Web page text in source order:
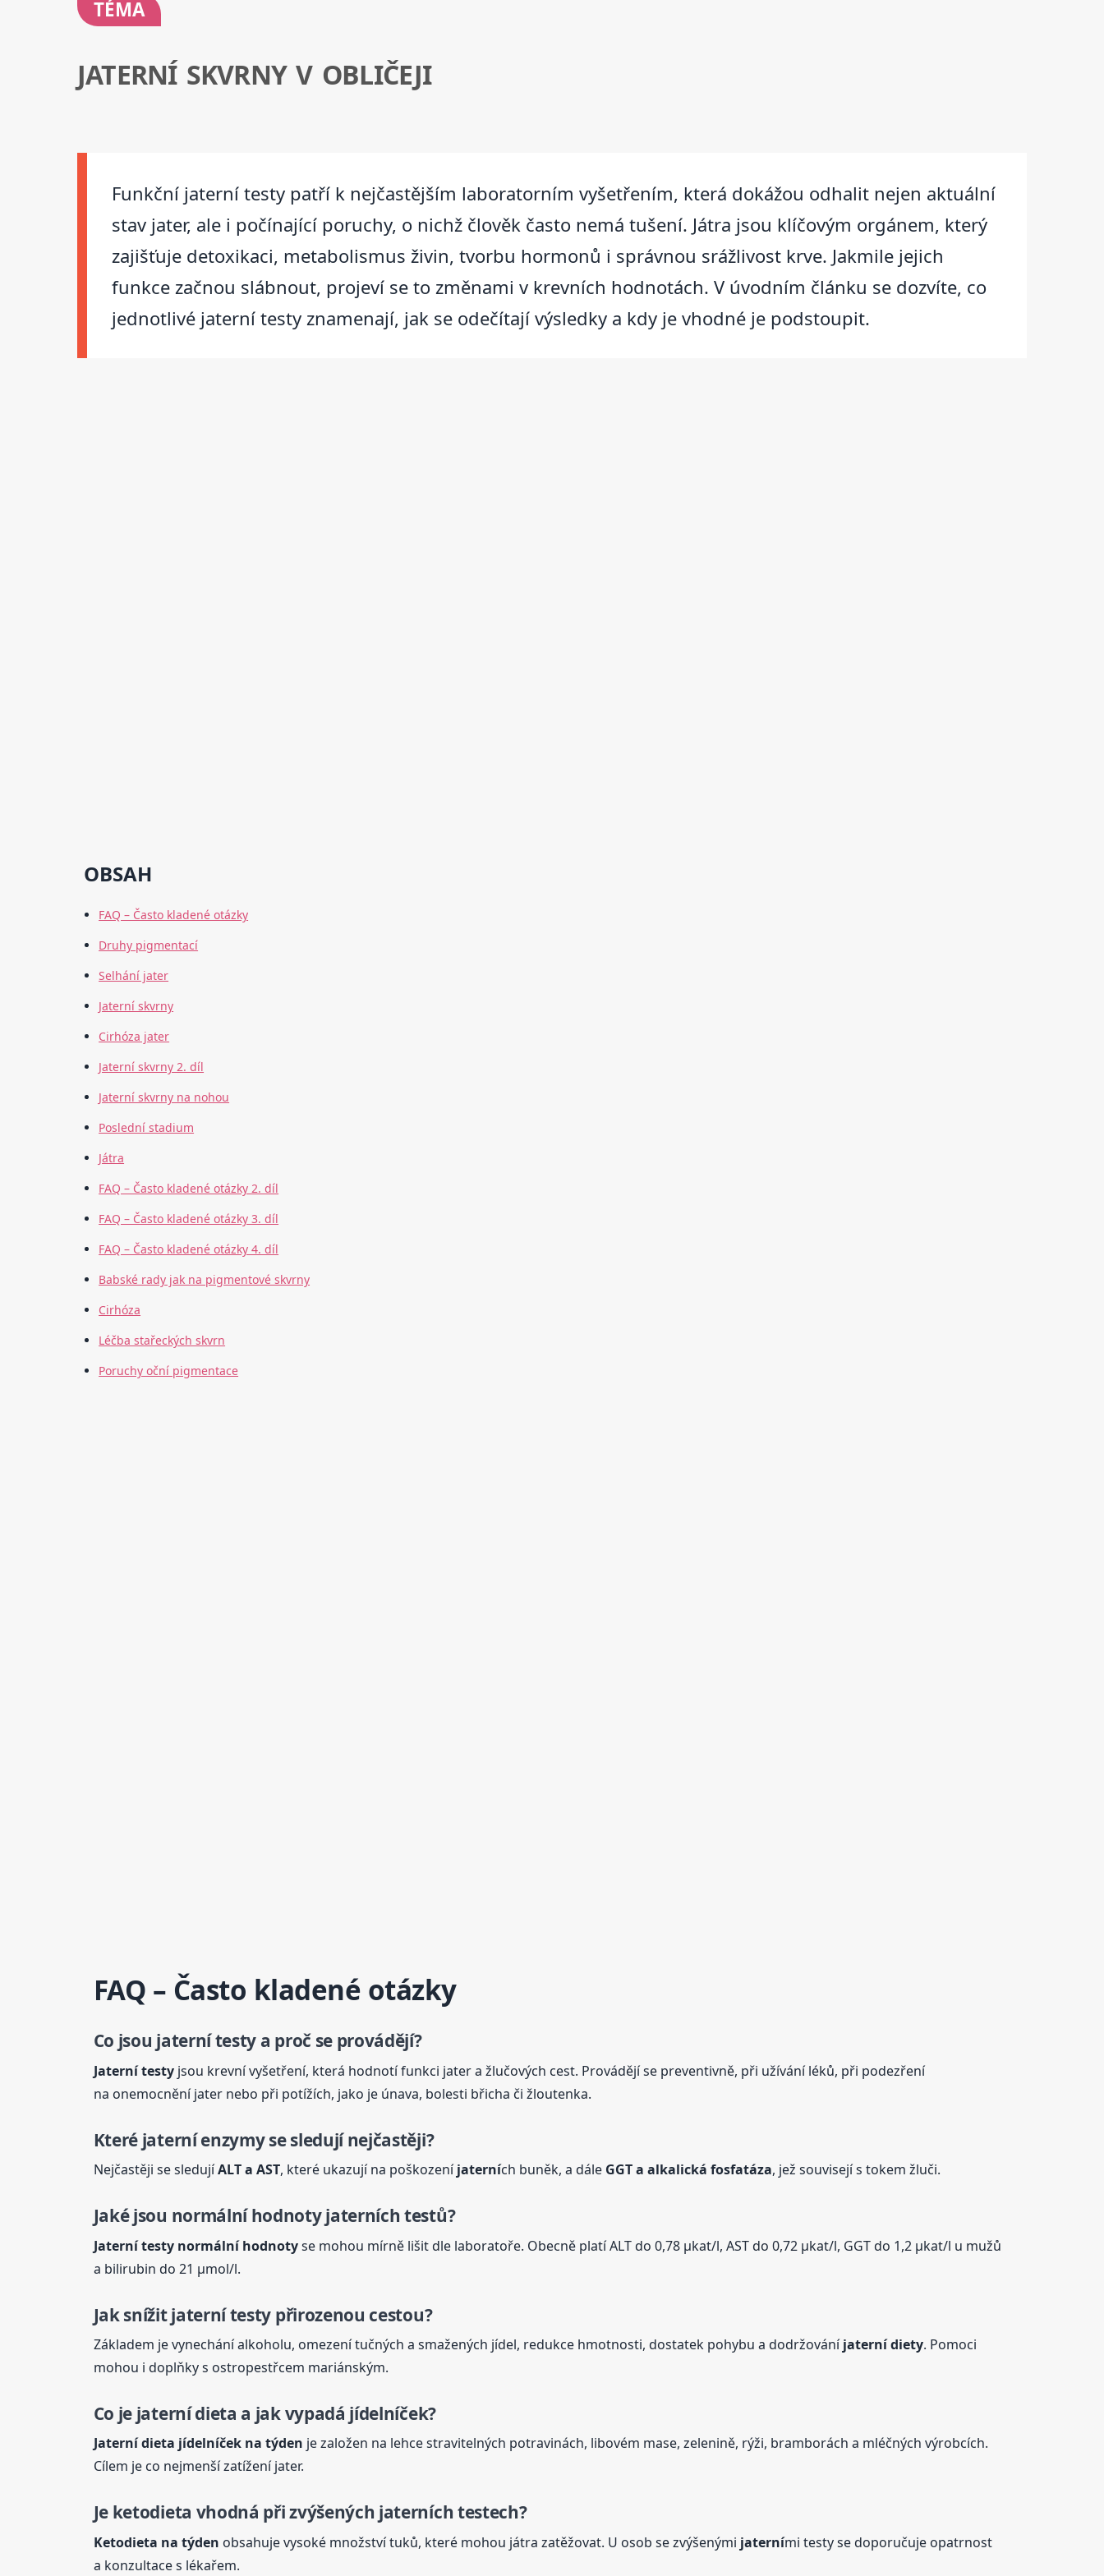
TÉMA
JATERNÍ SKVRNY V OBLIČEJI
Funkční jaterní testy patří k nejčastějším laboratorním vyšetřením, která dokážou odhalit nejen aktuální
stav jater, ale i počínající poruchy, o nichž člověk často nemá tušení. Játra jsou klíčovým orgánem, který
zajišťuje detoxikaci, metabolismus živin, tvorbu hormonů i správnou srážlivost krve. Jakmile jejich
funkce začnou slábnout, projeví se to změnami v krevních hodnotách. V úvodním článku se dozvíte, co
jednotlivé jaterní testy znamenají, jak se odečítají výsledky a kdy je vhodné je podstoupit.
OBSAH
FAQ – Často kladené otázky
Druhy pigmentací
Selhání jater
Jaterní skvrny
Cirhóza jater
Jaterní skvrny 2. díl
Jaterní skvrny na nohou
Poslední stadium
Játra
FAQ – Často kladené otázky 2. díl
FAQ – Často kladené otázky 3. díl
FAQ – Často kladené otázky 4. díl
Babské rady jak na pigmentové skvrny
Cirhóza
Léčba stařeckých skvrn
Poruchy oční pigmentace
FAQ – Často kladené otázky
Co jsou jaternítesty a proč se provádějí?
Jaternítestyjsou krevní vyšetření, která hodnotí funkci jater a žlučových cest. Provádějí se preventivně, při užívání léků, při podezření
na onemocnění jater nebo při potížích, jako je únava, bolesti břicha či žloutenka.
Které jaterníenzymy se sledují nejčastěji?
Nejčastěji se sledujíALT a AST, které ukazují na poškozeníjaterních buněk, a dále GGT a alkalická fosfatáza, jež souvisejí s tokem žluči.
Jaké jsou normální hodnotyjaterních testů?
Jaternítesty normální hodnotyse mohou mírně lišit dle laboratoře. Obecně platí ALT do 0,78 µkat/l, AST do 0,72 µkat/l, GGT do 1,2 µkat/l u mužů
a bilirubin do 21 µmol/l.
Jak snížitjaternítesty přirozenou cestou?
Základem je vynechání alkoholu, omezení tučných a smažených jídel, redukce hmotnosti, dostatek pohybu a dodržováníjaternídiety. Pomoci
mohou i doplňky s ostropestřcem mariánským.
Co je jaternídieta a jak vypadá jídelníček?
Jaternídieta jídelníček na týden je založen na lehce stravitelných potravinách, libovém mase, zelenině, rýži, bramborách a mléčných výrobcích.
Cílem je co nejmenší zatížení jater.
Je ketodieta vhodná při zvýšených jaterních testech?
Ketodieta na týden obsahuje vysoké množství tuků, které mohou játra zatěžovat. U osob se zvýšenými jaterními testy se doporučuje opatrnost
a konzultace s lékařem.